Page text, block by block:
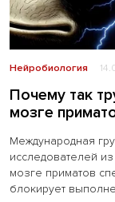
Нейробиология
Почему так
мозге
Международная
исследователей
мозге приматов
блокирует